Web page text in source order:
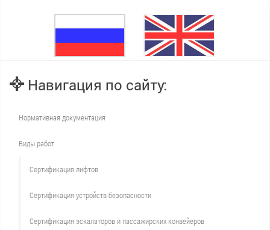
Навигация по сайту:
Нормативная документация
Виды работ
Сертификация лифтов
Сертификация устройств безопасности
Сертификация эскалаторов и пассажирских конвейеров